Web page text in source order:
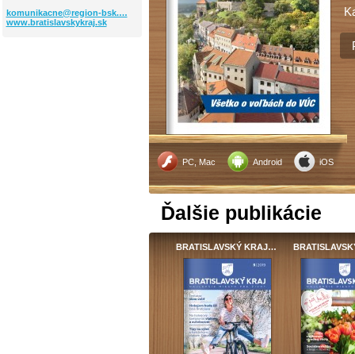
komunikacne@region-bsk.…
www.bratislavskykraj.sk
PC, Mac Android iOS
Ďalšie publikácie
BRATISLAVSKÝ KRAJ…